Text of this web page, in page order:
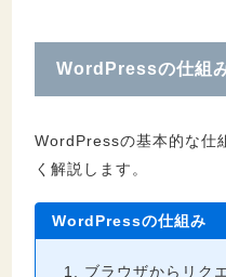
WordPressの仕組
WordPressの基本的な仕
く解説します。
WordPressの仕組み
ブラウザからリク